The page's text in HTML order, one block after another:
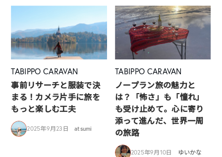
TABIPPO CARAVAN
事前リサーチと服装で決
まる！カメラ片手に旅を
もっと楽しむ工夫
2025年9月23日 atsumi
TABIPPO CARAVAN
ノープラン旅の魅力と
は？「怖さ」も「憧れ」
も受け止めて。心に寄り
添って進んだ、世界一周
の旅路
2025年9月10日 ゆいかな